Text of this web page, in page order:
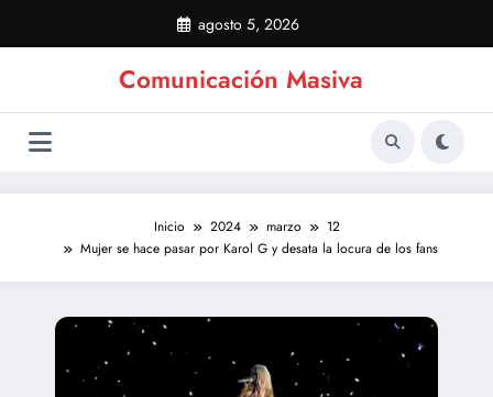
contenido
agosto 5, 2026
Comunicación Masiva
Inicio 2024 marzo
12
Mujer se hace pasar por Karol G y desata la locura de los fans